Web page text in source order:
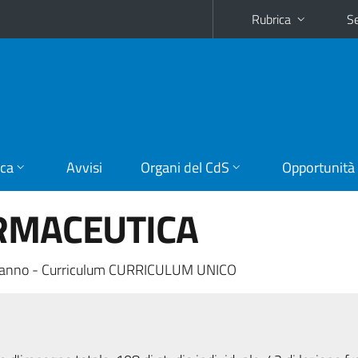
Rubrica
Avvisi Organi del CdS Opportunità
- Curriculum CURRICULUM UNICO